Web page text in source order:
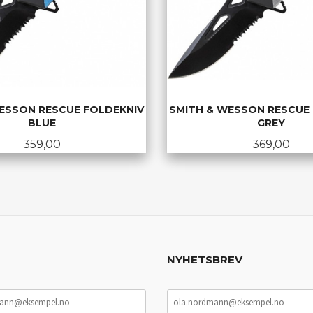
RESCUE FOLDEKNIV
BLUE
Pris
359,00
SMITH & WESSON
GREY
Pris
369,00
NYHETSBREV